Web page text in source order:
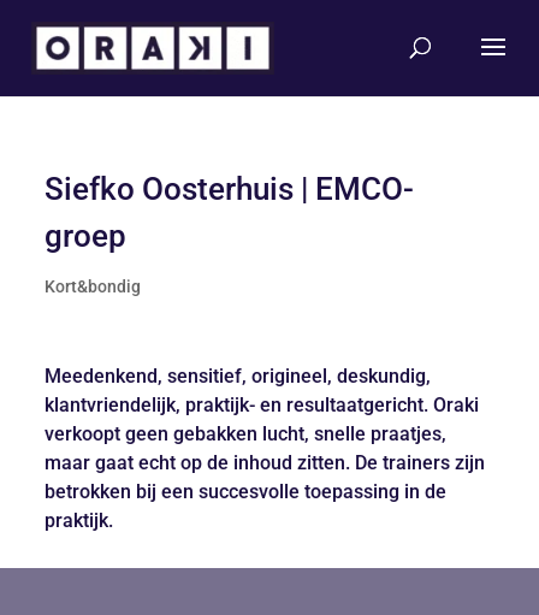
Siefko Oosterhuis | EMCO-
groep
Kort&bondig
Meedenkend, sensitief, origineel, deskundig,
klantvriendelijk, praktijk- en resultaatgericht. Oraki
verkoopt geen gebakken lucht, snelle praatjes,
maar gaat echt op de inhoud zitten. De trainers zijn
betrokken bij een succesvolle toepassing in de
praktijk.